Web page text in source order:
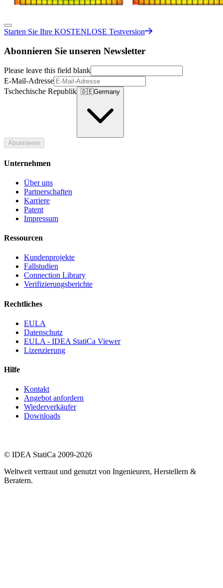
Starten Sie Ihre KOSTENLOSE Testversion
Abonnieren Sie unseren Newsletter
Please leave this field blank
E-Mail-Adresse
Tschechische Republik 🇩🇪Germany
Abonnieren
Unternehmen
Über uns
Partnerschaften
Karriere
Patent
Impressum
Ressourcen
Kundenprojekte
Fallstudien
Connection Library
Verifizierungsberichte
Rechtliches
EULA
Datenschutz
EULA - IDEA StatiCa Viewer
Lizenzierung
Hilfe
Kontakt
Angebot anfordern
Wiederverkäufer
Downloads
© IDEA StatiCa 2009-2026
Weltweit vertraut und genutzt von Ingenieuren, Herstellern &
Beratern.